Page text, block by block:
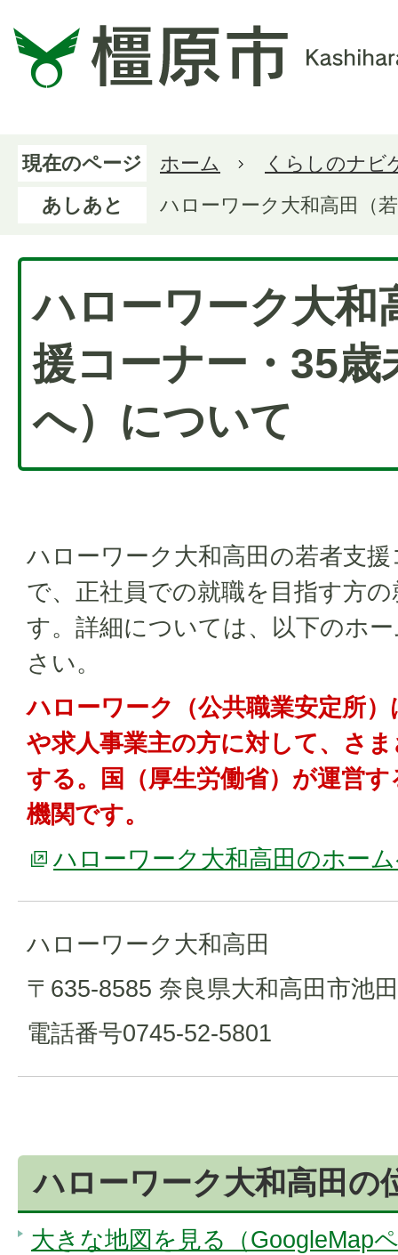
現在のページ ホーム
くらしのナビ
あしあと
ハローワーク大和高田（
ハローワーク大和
援コーナー・35歳
へ）について
ハローワーク大和高田の若者支
で、正社員での就職を目指す方
す。詳細については、以下のホ
さい。
ハローワーク（公共職業安定所
や求人事業主の方に対して、さ
する。国（厚生労働省）が運営
機関です。
ハローワーク大和高田のホー
ハローワーク大和高田
〒635-8585 奈良県大和高田市池
電話番号0745-52-5801
ハローワーク大和高田の
大きな地図を見る（GoogleMap